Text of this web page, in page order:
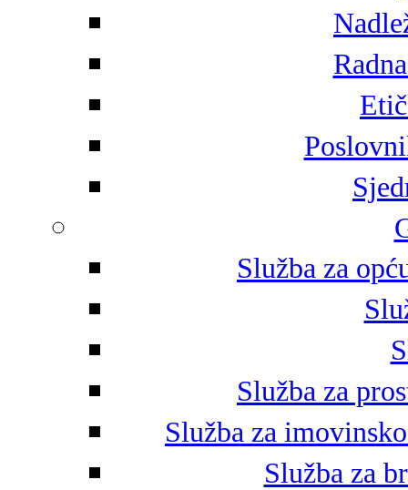
Služba za
Služba za
Služba za
Služba za